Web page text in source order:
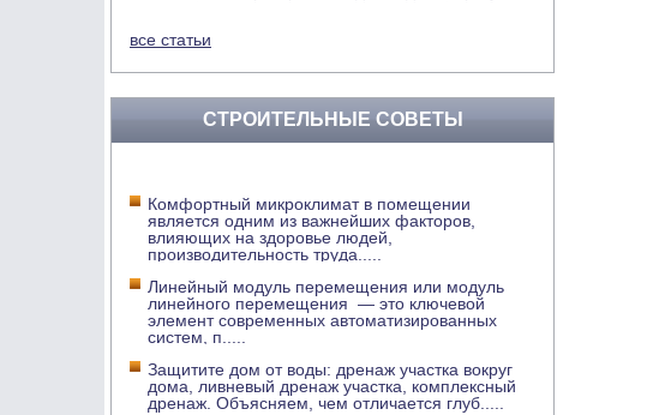
все статьи
СТРОИТЕЛЬНЫЕ СОВЕТЫ
Комфортный микроклимат в помещении
является одним из важнейших факторов,
влияющих на здоровье людей,
производительность труда
Линейный модуль перемещения или модуль
линейного перемещения — это ключевой
элемент современных автоматизированных
систем, п
Защитите дом от воды: дренаж участка вокруг
дома, ливневый дренаж участка, комплексный
дренаж. Объясняем, чем отличается глуб